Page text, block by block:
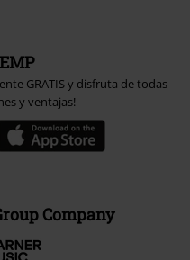
GRATIS y disfruta de todas
y ventajas!
Company